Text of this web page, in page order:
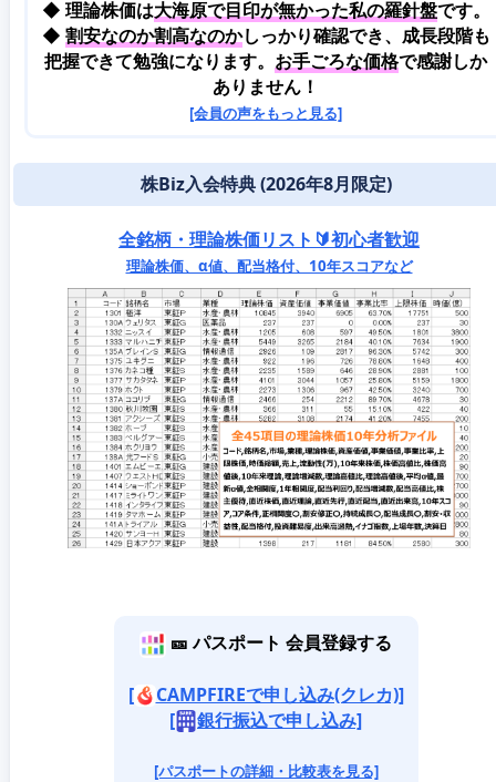
◆ 理論株価は大海原で目印が無かった私の羅針盤です。
◆ 割安なのか割高なのかしっかり確認でき、成長段階も
把握できて勉強になります。 お手ごろな価格で感謝しか
ありません！
[会員の声をもっと見る]
株Biz入会特典 (2026年8月限定)
全銘柄・理論株価リスト🔰初心者歓迎
理論株価、α値、配当格付、10年スコアなど
🎫 パスポート 会員登録する
[
CAMPFIREで申し込み(クレカ)]
[
銀行振込で申し込み]
[パスポートの詳細・比較表を見る]